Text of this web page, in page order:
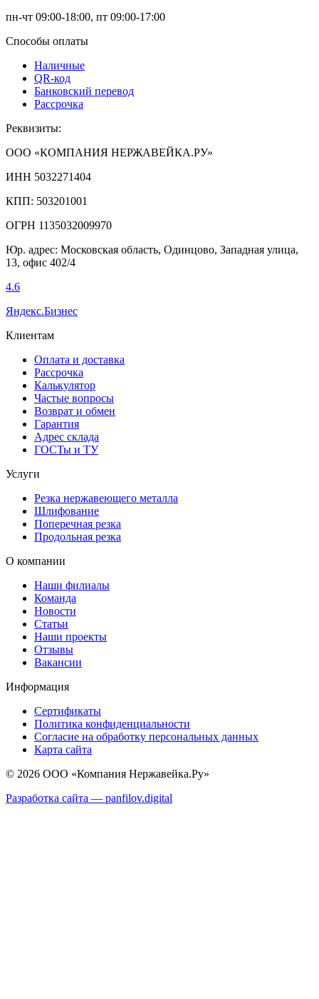
пн-чт 09:00-18:00, пт 09:00-17:00
Способы оплаты
Наличные
QR-код
Банковский перевод
Рассрочка
Реквизиты:
ООО «КОМПАНИЯ НЕРЖАВЕЙКА.РУ»
ИНН 5032271404
КПП: 503201001
ОГРН 1135032009970
Юр. адрес: Московская область, Одинцово, Западная улица,
13, офис 402/4
4.6
Яндекс.Бизнес
Клиентам
Оплата и доставка
Рассрочка
Калькулятор
Частые вопросы
Возврат и обмен
Гарантия
Адрес склада
ГОСТы и ТУ
Услуги
Резка нержавеющего металла
Шлифование
Поперечная резка
Продольная резка
О компании
Наши филиалы
Команда
Новости
Статьи
Наши проекты
Отзывы
Вакансии
Информация
Сертификаты
Политика конфиденциальности
Согласие на обработку персональных данных
Карта сайта
© 2026 ООО «Компания Нержавейка.Ру»
Разработка сайта — panfilov.digital